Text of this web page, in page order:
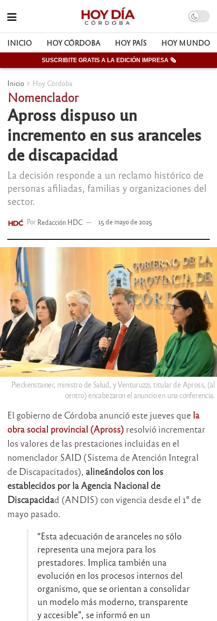
INICIO HOY CÓRDOBA HOY PAÍS HOY MUNDO
SUSCRIBITE GRATIS A LA EDICIÓN IMPRESA 🗞
Inicio Hoy Córdoba
Nomenclador
Apross dispuso un
incremento en sus aranceles
de discapacidad
La decisión responde a un reclamo histórico de
personas afiliadas, familias y organizaciones del
sector.
Por Redacción HDC 15 de mayo de 2025
Pieckenstainer, ministro de Salud, y Venturuzzi, titular de Apross, (al
centro) encabezaron el anuncio en una conferencia.
El gobierno de Córdoba anunció este jueves que la
obra social provincial (Apross) resolvió incrementar
los valores de las prestaciones incluidas en el
nomenclador SAID (Sistema de Atención Integral
de Discapacitados), alineándolos con los
establecidos por la Agencia Nacional de
Discapacidad (ANDIS) con vigencia desde el 1° de
mayo pasado.
“Esta adecuación de aranceles no sólo
representa una mejora para los
prestadores. Implica también una
evolución en los procesos internos del
organismo, que se orientan a consolidar
un modelo más moderno, transparente
y accesible”, se informó en un